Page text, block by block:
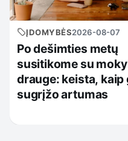
ĮDOMYBĖS2026-08-07
Po dešimties metų
susitikome su
drauge: keista, kaip
sugrįžo artumas